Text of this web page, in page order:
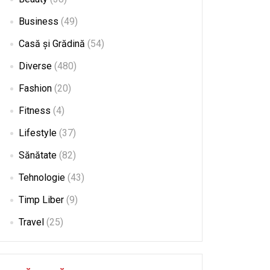
Business (49)
Casă și Grădină (54)
Diverse (480)
Fashion (20)
Fitness (4)
Lifestyle (37)
Sănătate (82)
Tehnologie (43)
Timp Liber (9)
Travel (25)